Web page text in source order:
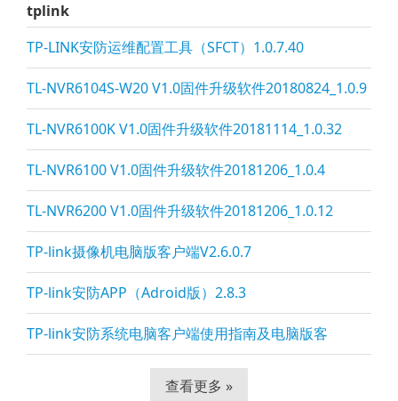
tplink
TP-LINK安防运维配置工具（SFCT）1.0.7.40
TL-NVR6104S-W20 V1.0固件升级软件20180824_1.0.9
TL-NVR6100K V1.0固件升级软件20181114_1.0.32
TL-NVR6100 V1.0固件升级软件20181206_1.0.4
TL-NVR6200 V1.0固件升级软件20181206_1.0.12
TP-link摄像机电脑版客户端V2.6.0.7
TP-link安防APP（Adroid版）2.8.3
TP-link安防系统电脑客户端使用指南及电脑版客
查看更多 »